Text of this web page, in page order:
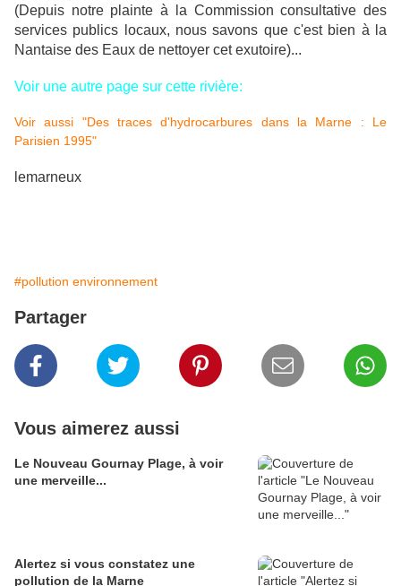
(Depuis notre plainte à la Commission consultative des
services publics locaux, nous savons que c'est bien à la
Nantaise des Eaux de nettoyer cet exutoire)...
Voir une autre page sur cette rivière:
Voir aussi "Des traces d'hydrocarbures dans la Marne : Le
Parisien 1995"
lemarneux
#pollution environnement
Partager
Vous aimerez aussi
Le Nouveau Gournay Plage, à voir
une merveille...
Alertez si vous constatez une
pollution de la Marne